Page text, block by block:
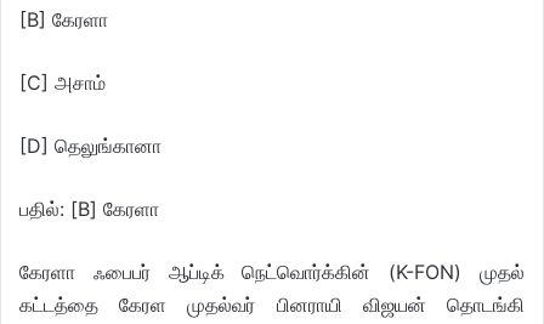
[B] கேரளா
[C] அசாம்
[D] தெலுங்கானா
பதில்: [B] கேரளா
கேரளா ஃபைபர் ஆப்டிக் நெட்வொர்க்கின் (K-FON) முதல்
கட்டத்தை கேரள முதல்வர் பினராயி விஜயன் தொடங்கி